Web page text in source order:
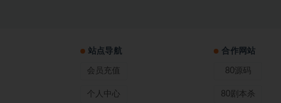
站点导航
会员充值
个人中心
合作网站
80源码
80剧本杀